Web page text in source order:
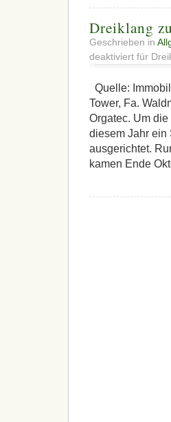
Dreiklang
Geschrieben in
deaktiviert für
Quelle:
Tower, Fa.
Orgatec. Um
diesem Jahr ein
ausgerichtet.
kamen Ende